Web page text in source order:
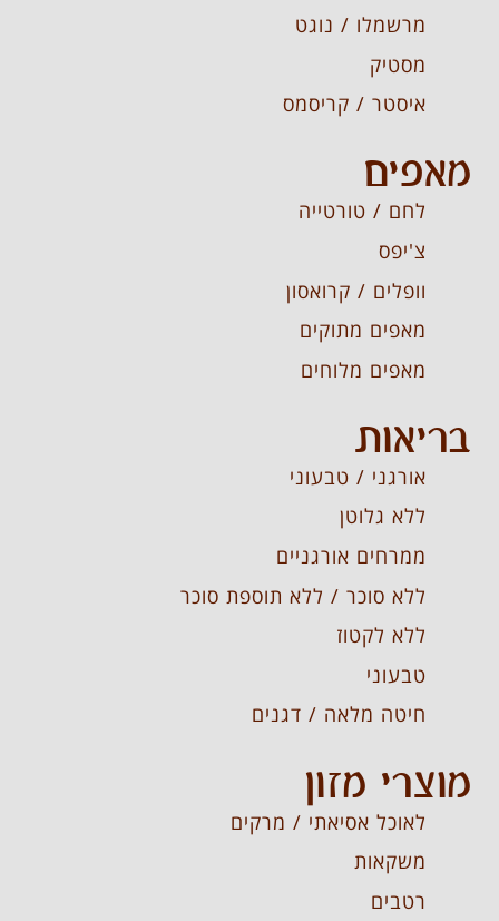
מרשמלו / נוגט
מסטיק
איסטר / קריסמס
מאפים
לחם / טורטייה
צ'יפס
וופלים / קרואסון
מאפים מתוקים
מאפים מלוחים
בריאות
אורגני / טבעוני
ללא גלוטן
ממרחים אורגניים
ללא סוכר / ללא תוספת סוכר
ללא לקטוז
טבעוני
חיטה מלאה / דגנים
מוצרי מזון
לאוכל אסיאתי / מרקים
משקאות
רטבים